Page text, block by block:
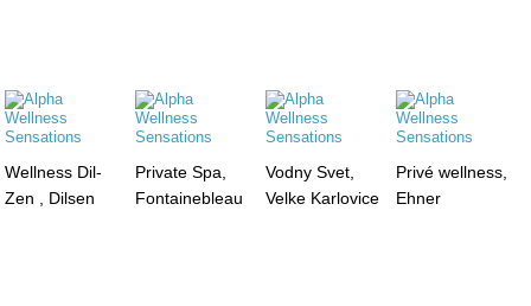
Wellness Dil-
Zen , Dilsen
Private Spa,
Fontainebleau
Vodny Svet,
Velke Karlovice
Privé wellness,
Ehner